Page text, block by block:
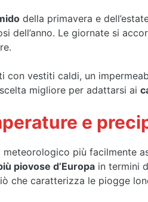
della primavera e
dell’anno. Le giornate si
con vestiti caldi, un
migliore per adattarsi ai
e
meteorologico più facilmente
piovose d’Europa in termini
che caratterizza le piogge